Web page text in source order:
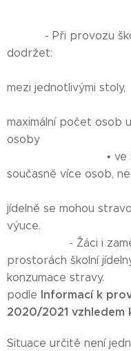
- Při provozu
•
mezi
maximální počet osob
• ve školní
současně více
• ve
jídelně se mohou
- Žáci i
prostorách školní
konzumace
podle Informací k
2020/2021 vzhledem
Situace určitě není